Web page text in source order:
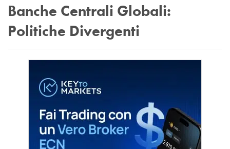
Banche Centrali Globali:
Politiche Divergenti